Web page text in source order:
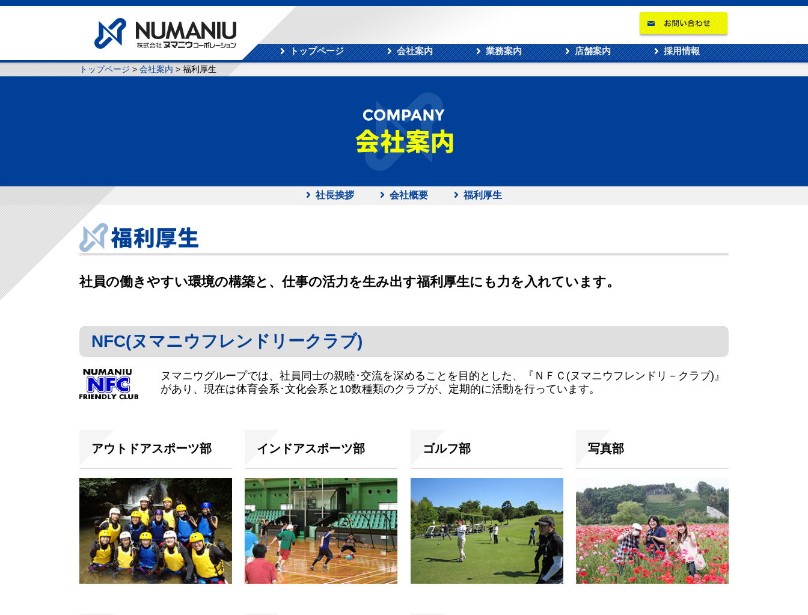
トップページ 会社案内 業務案内 店舗案内 採用情報
トップページ > 会社案内 > 福利厚生
社長挨拶 会社概要 福利厚生
社員の働きやすい環境の構築と、仕事の活力を生み出す福利厚生にも力を入れています。
NFC(ヌマニウフレンドリークラブ)
ヌマニウグループでは、社員同士の親睦･交流を深めることを目的とした、『ＮＦＣ(ヌマニウフレンドリ－クラブ)』
があり、現在は体育会系･文化会系と10数種類のクラブが、定期的に活動を行っています。
アウトドアスポーツ部 インドアスポーツ部 ゴルフ部 写真部